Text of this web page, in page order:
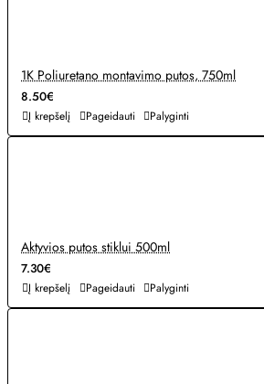
1K Poliuretano montavimo putos, 750ml
8.50€
Į krepšelį Pageidauti Palyginti
Aktyvios putos stiklui 500ml
7.30€
Į krepšelį Pageidauti Palyginti